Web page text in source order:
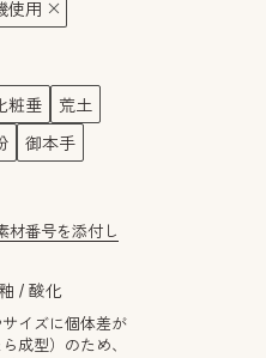
使用
粧垂 荒土
御本手
材番号を添付し
酸化
イズに個体差が
成型）のため、